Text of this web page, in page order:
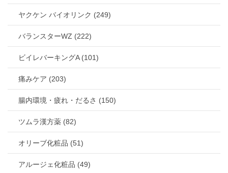
ヤクケン バイオリンク (249)
バランスターWZ (222)
ビイレバーキングA (101)
痛みケア (203)
腸内環境・疲れ・だるさ (150)
ツムラ漢方薬 (82)
オリーブ化粧品 (51)
アルージェ化粧品 (49)